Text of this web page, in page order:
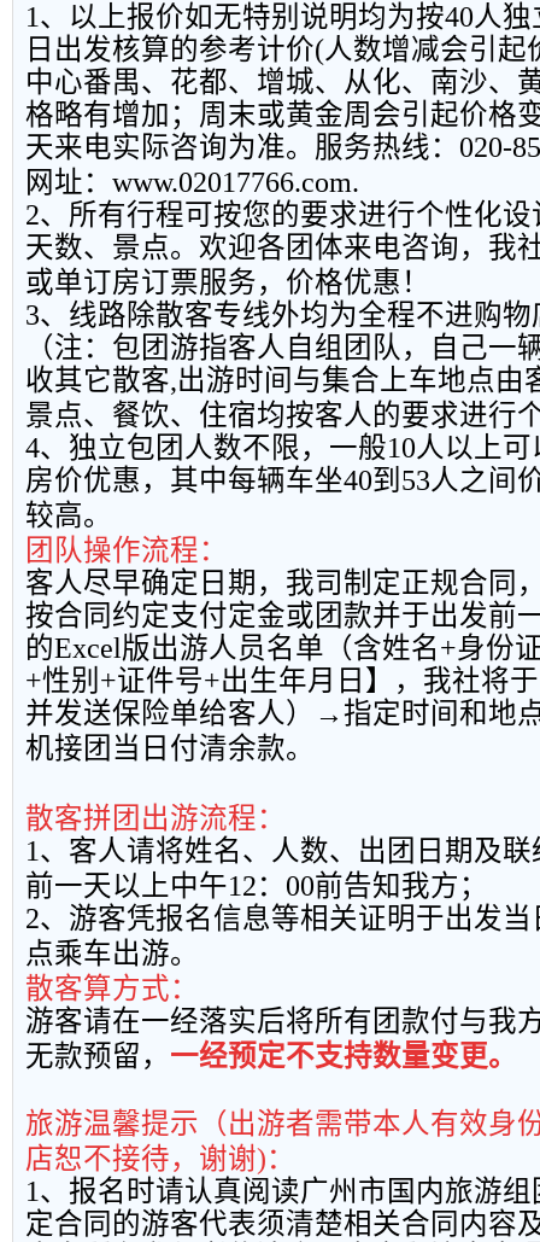
1、以上报价如无特别说明均为按40人
日出发核算的参考计价(人数增减会引起
中心番禺、花都、增城、从化、南沙、
格略有增加；周末或黄金周会引起价格
天来电实际咨询为准。服务热线： 020-
网址： www.02017766.com.
2、所有行程可按您的要求进行个性化
天数、景点。欢迎各团体来电咨询，我
或单订房订票服务，价格优惠！
3、线路除散客专线外均为全程不进购
（注：包团游指客人自组团队，自己一
收其它散客,出游时间与集合上车地点由
景点、餐饮、住宿均按客人的要求进行
4、独立包团人数不限，一般10人以上
房价优惠，其中每辆车坐40到 53人之间
较高。
团队操作流程：
客人尽早确定日期，我司制定正规合同
按合同约定支付定金或团款并于出发前
的Excel版出游人员名单（含姓名+身份
+性别 +证件号+出生年月日】，我社将
并发送保险单给客人）→指定时间和地
机接团当日付清余款。
散客拼团出游流程：
1、客人请将姓名、人数、出团日期及
前一天以上中午12： 00前告知我方；
2、游客凭报名信息等相关证明于出发
点乘车出游。
散客算方式：
游客请在一经落实后将所有团款付与我
无款预留， 一经预定不支持数量变更。
旅游温馨提示（出游者需带本人有效身
店恕不接待，谢谢)：
1、报名时请认真阅读广州市国内旅游
定合同的游客代表须清楚相关合同内容